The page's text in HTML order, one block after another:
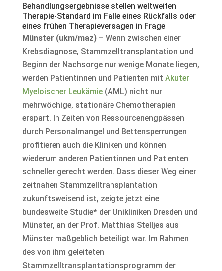
Behandlungsergebnisse stellen weltweiten
Therapie-Standard im Falle eines Rückfalls oder
eines frühen Therapieversagen in Frage
Münster (ukm/maz)– Wenn zwischen einer
Krebsdiagnose, Stammzelltransplantation und
Beginn der Nachsorge nur wenige Monate liegen,
werden Patientinnen und Patienten mit Akuter
Myeloischer Leukämie(AML) nicht nur
mehrwöchige, stationäre Chemotherapien
erspart. In Zeiten von Ressourcenengpässen
durch Personalmangel und Bettensperrungen
profitieren auch die Kliniken und können
wiederum anderen Patientinnen und Patienten
schneller gerecht werden. Dass dieser Weg einer
zeitnahen Stammzelltransplantation
zukunftsweisend ist, zeigte jetzt eine
bundesweite Studie* der Unikliniken Dresden und
Münster, an der Prof. Matthias Stelljes aus
Münster maßgeblich beteiligt war. Im Rahmen
des von ihm geleiteten
Stammzelltransplantationsprogramm der